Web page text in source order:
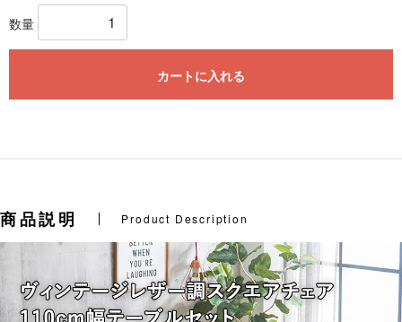
数量
カートに入れる
商品説明 Product Description